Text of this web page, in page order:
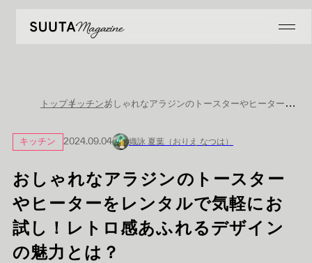
トップキッチン おしゃれなアラジンのトースターやヒーターをレンタルで気軽にお試し！レトロ感あふれるデザインの魅力とは？
キッチン 2024.09.04 織詠 夏葉（おりえ なつは）
おしゃれなアラジンのトースター
やヒーターをレンタルで気軽にお
試し！レトロ感あふれるデザイン
の魅力とは？